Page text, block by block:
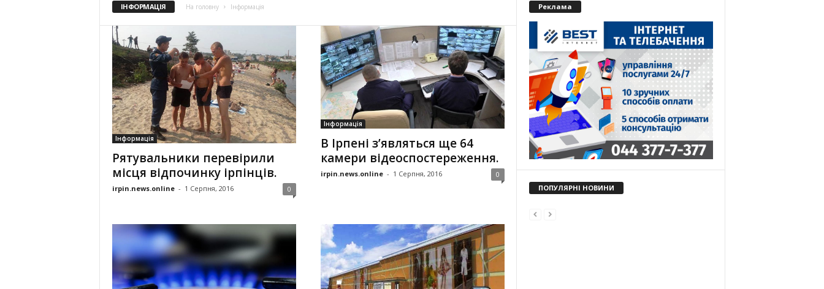
ІНФОРМАЦІЯ На головну Інформація
Інформація
Рятувальники перевірили
місця відпочинку ірпінців.
irpin.news.online - 1 Серпня, 2016 0
Інформація
В Ірпені з’являться ще 64
камери відеоспостереження.
irpin.news.online - 1 Серпня, 2016 0
Реклама
ПОПУЛЯРНІ НОВИНИ